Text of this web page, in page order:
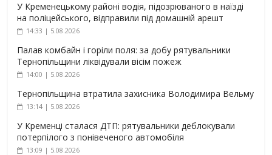
У Кременецькому районі водія, підозрюваного в наїзді
на поліцейського, відправили під домашній арешт
14:33 | 5.08.2026
Палав комбайн і горіли поля: за добу рятувальники
Тернопільщини ліквідували вісім пожеж
14:00 | 5.08.2026
Тернопільщина втратила захисника Володимира Вельму
13:14 | 5.08.2026
У Кременці сталася ДТП: рятувальники деблокували
потерпілого з понівеченого автомобіля
13:09 | 5.08.2026